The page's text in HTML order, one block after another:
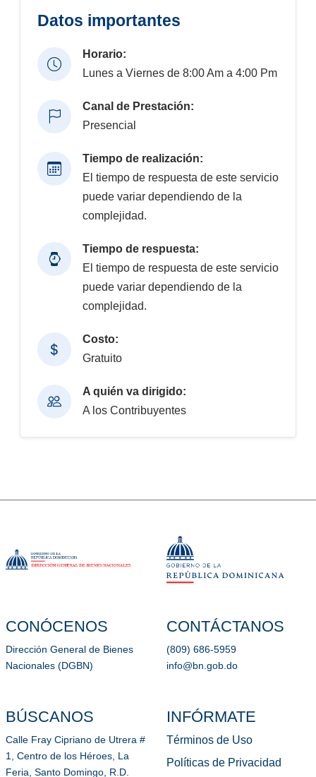
Datos importantes
Horario:
Lunes a Viernes de 8:00 Am a 4:00 Pm
Canal de Prestación:
Presencial
Tiempo de realización:
El tiempo de respuesta de este servicio
puede variar dependiendo de la
complejidad.
Tiempo de respuesta:
El tiempo de respuesta de este servicio
puede variar dependiendo de la
complejidad.
Costo:
Gratuito
A quién va dirigido:
A los Contribuyentes
CONÓCENOS
Dirección General de Bienes
Nacionales (DGBN)
BÚSCANOS
Calle Fray Cipriano de Utrera #
1, Centro de los Héroes, La
Feria, Santo Domingo, R.D.
CONTÁCTANOS
(809) 686-5959
info@bn.gob.do
INFÓRMATE
Términos de Uso
Políticas de Privacidad